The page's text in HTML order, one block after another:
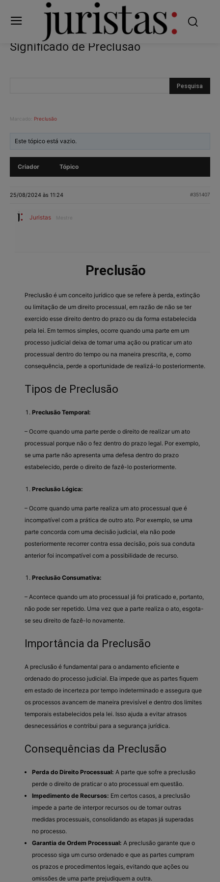
Significado de Preclusão
Marcado: Preclusão
Este tópico está vazio.
Criador Tópico
25/08/2024 às 11:24 #351407
Juristas Mestre
Preclusão
Preclusão é um conceito jurídico que se refere à perda, extinção
ou limitação de um direito processual, em razão de não se ter
exercido esse direito dentro do prazo ou da forma estabelecida
pela lei. Em termos simples, ocorre quando uma parte em um
processo judicial deixa de tomar uma ação ou praticar um ato
processual dentro do tempo ou na maneira prescrita, e, como
consequência, perde a oportunidade de realizá-lo posteriormente.
Tipos de Preclusão
Preclusão Temporal:
– Ocorre quando uma parte perde o direito de realizar um ato
processual porque não o fez dentro do prazo legal. Por exemplo,
se uma parte não apresenta uma defesa dentro do prazo
estabelecido, perde o direito de fazê-lo posteriormente.
Preclusão Lógica:
– Ocorre quando uma parte realiza um ato processual que é
incompatível com a prática de outro ato. Por exemplo, se uma
parte concorda com uma decisão judicial, ela não pode
posteriormente recorrer contra essa decisão, pois sua conduta
anterior foi incompatível com a possibilidade de recurso.
Preclusão Consumativa:
– Acontece quando um ato processual já foi praticado e, portanto,
não pode ser repetido. Uma vez que a parte realiza o ato, esgota-
se seu direito de fazê-lo novamente.
Importância da Preclusão
A preclusão é fundamental para o andamento eficiente e
ordenado do processo judicial. Ela impede que as partes fiquem
em estado de incerteza por tempo indeterminado e assegura que
os processos avancem de maneira previsível e dentro dos limites
temporais estabelecidos pela lei. Isso ajuda a evitar atrasos
desnecessários e contribui para a segurança jurídica.
Consequências da Preclusão
Perda do Direito Processual: A parte que sofre a preclusão
perde o direito de praticar o ato processual em questão.
Impedimento de Recursos: Em certos casos, a preclusão
impede a parte de interpor recursos ou de tomar outras
medidas processuais, consolidando as etapas já superadas
no processo.
Garantia de Ordem Processual: A preclusão garante que o
processo siga um curso ordenado e que as partes cumpram
os prazos e procedimentos legais, evitando que ações ou
omissões de uma parte prejudiquem a outra.